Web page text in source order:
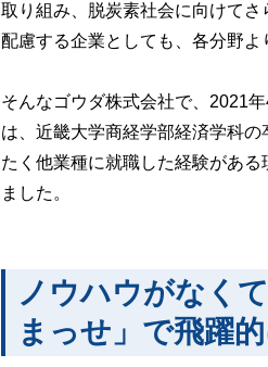
取り組み、脱炭素社会に向けて
配慮する企業としても、各分野よ
そんなゴウダ株式会社で、2021
は、近畿大学商経学部経済学科
たく他業種に就職した経験があ
ました。
ノウハウがなく
まっせ」で飛躍